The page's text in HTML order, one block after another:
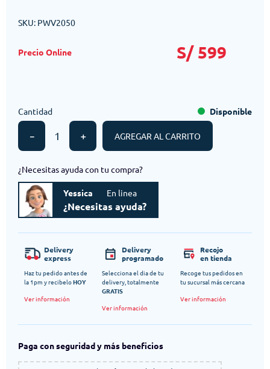
SKU: PWV2050
S/ 599
Cantidad
＋
－
Disponible
AGREGAR AL CARRITO
¿Necesitas ayuda con tu compra?
Yessica En linea
¿Necesitas ayuda?
Delivery
express
Haz tu pedido antes de
la 1pm y recibeloHOY
Ver información
Delivery
programado
Selecciona el dia de tu
delivery, totalmente
GRATIS
Ver información
Recojo
en tienda
Recoge tus pedidos en
tu sucursal más cercana
Ver información
Paga con seguridad y más beneficios